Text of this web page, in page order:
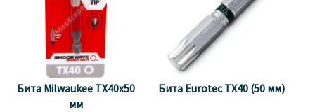
Бита Milwaukee TX40x50
мм
Бита Eurotec TХ40 (50 мм)